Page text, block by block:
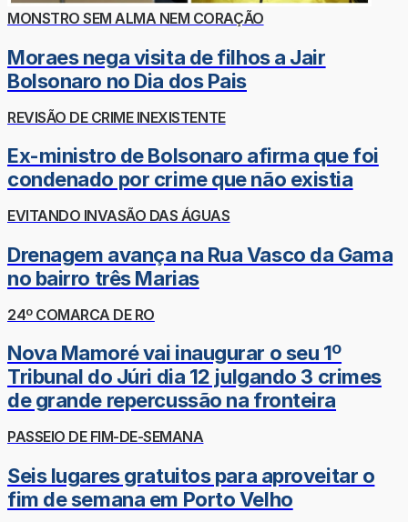
MONSTRO SEM ALMA NEM CORAÇÃO
Moraes nega visita de filhos a Jair
Bolsonaro no Dia dos Pais
REVISÃO DE CRIME INEXISTENTE
Ex-ministro de Bolsonaro afirma que foi
condenado por crime que não existia
EVITANDO INVASÃO DAS ÁGUAS
Drenagem avança na Rua Vasco da Gama
no bairro três Marias
24º COMARCA DE RO
Nova Mamoré vai inaugurar o seu 1º
Tribunal do Júri dia 12 julgando 3 crimes
de grande repercussão na fronteira
PASSEIO DE FIM-DE-SEMANA
Seis lugares gratuitos para aproveitar o
fim de semana em Porto Velho